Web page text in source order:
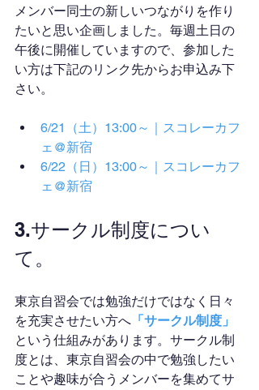
メンバー同士の新しいつながりを作り
たいと思い企画しました。毎週土日の
午後に開催していますので、参加した
い方は下記のリンク先からお申込み下
さい。
6/21（土）13:00～｜スコレーカフ
ェ@新宿
6/22（日）13:00～｜スコレーカフ
ェ@新宿
3.サークル制度につい
て。
東京自習会では勉強だけではなく日々
を充実させたい方へ 「サークル制度」
という仕組みがあります。サークル制
度とは、東京自習会の中で勉強したい
ことや趣味が合うメンバーを集めてサ